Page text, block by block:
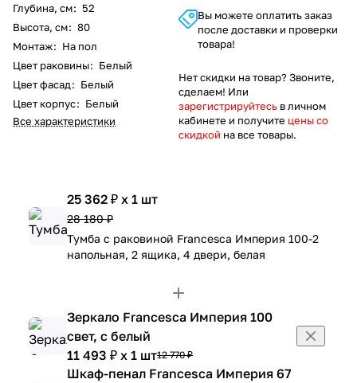
Глубина, см: 52
Высота, см: 80
Монтаж: На пол
Цвет раковины: Белый
Цвет фасад: Белый
Цвет корпус: Белый
Все характеристики
Вы можете оплатить заказ
после доставки и проверки
товара!
Нет скидки на товар? Звоните,
сделаем! Или
зарегистрируйтесь в личном
кабинете и получите цены со
скидкой на все товары.
25 362 ₽ x 1 шт
28 180 ₽
Тумба с раковиной Francesca Империя 100-2
напольная, 2 ящика, 4 двери, белая
Зеркало Francesca Империя 100
свет, с белый
11 493 ₽ x 1 шт12 770 ₽
Шкаф-пенал Francesca Империя 67